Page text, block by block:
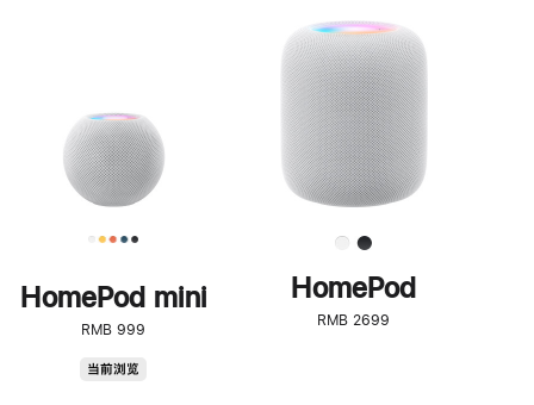
HomePod mini
RMB 999
当前浏览
步
了
解
HomePod<
HomePod
RMB 2699